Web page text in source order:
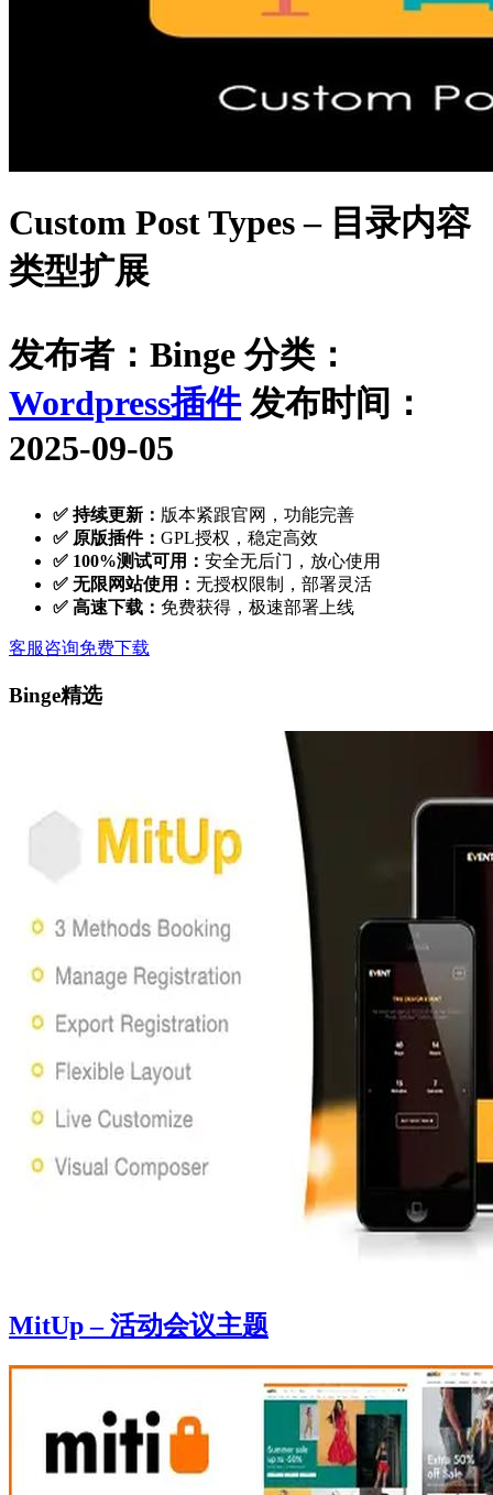
Custom Post Types – 目录内容
类型扩展
发布者：Binge 分类：
Wordpress插件 发布时间：
2025-09-05
✅ 持续更新： 版本紧跟官网，功能完善
✅ 原版插件： GPL授权，稳定高效
✅ 100%测试可用： 安全无后门，放心使用
✅ 无限网站使用： 无授权限制，部署灵活
✅ 高速下载： 免费获得，极速部署上线
客服咨询免费下载
Binge精选
MitUp – 活动会议主题